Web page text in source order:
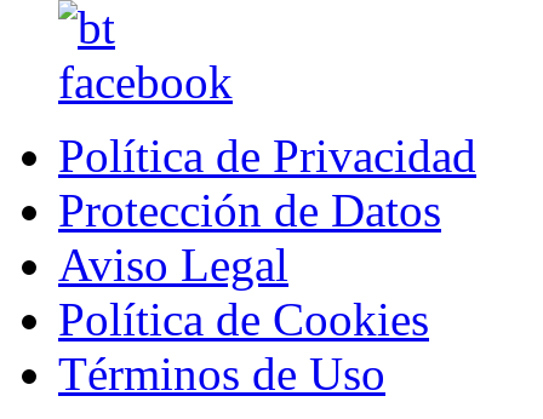
Política de Privacidad
Protección de Datos
Aviso Legal
Política de Cookies
Términos de Uso